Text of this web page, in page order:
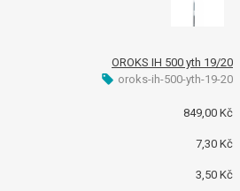
OROKS IH 500 yth 19/20
oroks-ih-500-yth-19-20
849,00 Kč
7,30 Kč
3,50 Kč